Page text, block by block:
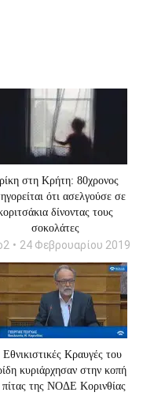
στη Κρήτη: 80χρονος
ότι ασελγούσε σε
δίνοντας τους
σοκολάτες
24 Φεβρουαρίου 2019
Εθνικιστικές Κραυγές του
κυριάρχησαν στην κοπή
πίτας της ΝΟΔΕ Κορινθίας